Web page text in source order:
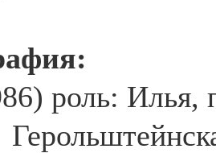
роль: Илья,